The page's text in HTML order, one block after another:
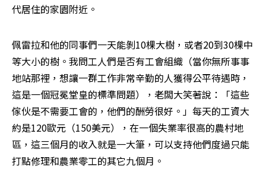
代居住的家園附近。
佩雷拉和他的同事們一天能剝10棵大樹，或者20到30棵中
等大小的樹。我問工人們是否有工會組織（當你無所事事
地站那裡，想讓一群工作非常辛勤的人獲得公平待遇時，
這是一個冠冕堂皇的標準問題），老闆大笑著說：「這些
傢伙是不需要工會的，他們的酬勞很好。」每天的工資大
約是120歐元（150美元），在一個失業率很高的農村地
區，這三個月的收入就是一大筆，可以支持他們度過只能
打點修理和農業零工的其它九個月。